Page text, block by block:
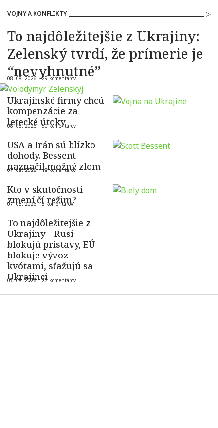
VOJNY A KONFLIKTY
To najdôležitejšie z Ukrajiny:
Zelenský tvrdí, že prímerie je
“nevyhnutné”
08. 08. 2026 |29 komentárov
Ukrajinské firmy chcú
kompenzácie za
letecké útoky
08. 08. 2026 |50 komentárov
USA a Irán sú blízko
dohody. Bessent
naznačil možný zlom
07. 08. 2026 |18 komentárov
Kto v skutočnosti
zmení čí režim?
07. 08. 2026 |8 komentárov
To najdôležitejšie z
Ukrajiny – Rusi
blokujú prístavy, EÚ
blokuje vývoz
kvótami, sťažujú sa
Ukrajinci
07. 08. 2026 |27 komentárov